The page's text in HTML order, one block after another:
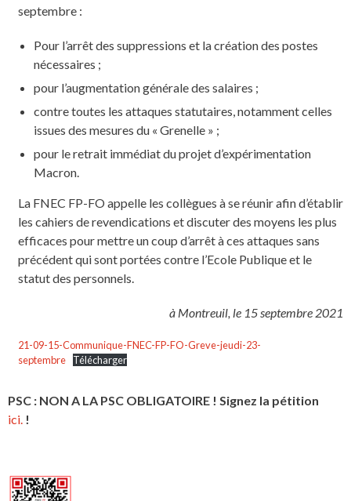
septembre :
Pour l’arrêt des suppressions et la création des postes
nécessaires ;
pour l’augmentation générale des salaires ;
contre toutes les attaques statutaires, notamment celles
issues des mesures du « Grenelle » ;
pour le retrait immédiat du projet d’expérimentation
Macron.
La FNEC FP-FO appelle les collègues à se réunir afin d’établir
les cahiers de revendications et discuter des moyens les plus
efficaces pour mettre un coup d’arrêt à ces attaques sans
précédent qui sont portées contre l’Ecole Publique et le
statut des personnels.
à Montreuil, le 15 septembre 2021
21-09-15-Communique-FNEC-FP-FO-Greve-jeudi-23-
septembre
Télécharger
PSC : NON A LA PSC OBLIGATOIRE ! Signez la pétition
ici. !